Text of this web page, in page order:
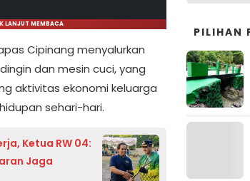
LANJUT MEMBACA
Cipinang menyalurkan
dan mesin cuci, yang
aktivitas ekonomi keluarga
sehari-hari.
Ketua RW 04:
Jaga
PILIHAN